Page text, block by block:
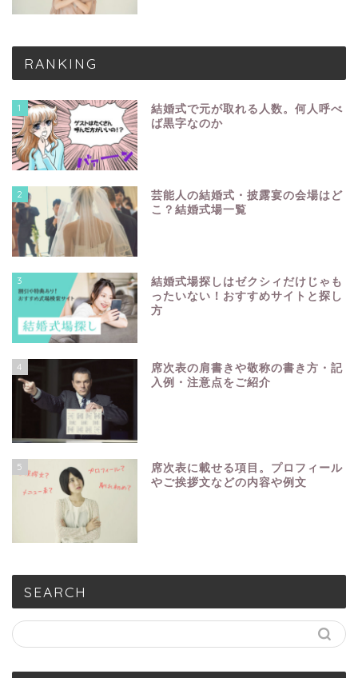
RANKING
1
結婚式で元が取れる人数。何人呼べ
ば黒字なのか
2
芸能人の結婚式・披露宴の会場はど
こ？結婚式場一覧
3
結婚式場探しはゼクシィだけじゃも
ったいない！おすすめサイトと探し
方
4
席次表の肩書きや敬称の書き方・記
入例・注意点をご紹介
5
席次表に載せる項目。プロフィール
やご挨拶文などの内容や例文
SEARCH